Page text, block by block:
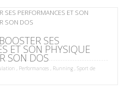
SES
ET SON PHYSIQUE
SON DOS
Performances Running Sport de